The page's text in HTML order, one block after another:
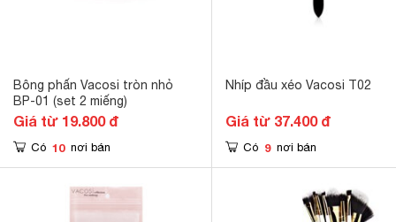
Bông phấn Vacosi tròn nhỏ
BP-01 (set 2 miếng)
Giá từ 19.800 đ
Có 10 nơi bán
Nhíp đầu xéo Vacosi T02
Giá từ 37.400 đ
Có 9 nơi bán